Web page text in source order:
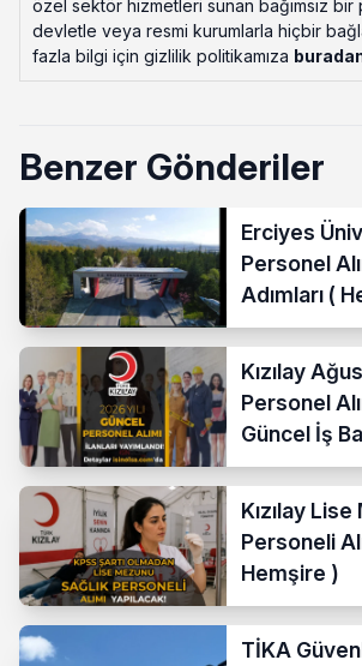
özel sektör hizmetleri sunan bağımsız
devletle veya resmi kurumlarla hiçbir
fazla bilgi için gizlilik politikamıza
Benzer Gönderiler
Erciyes
Personel
Adımları (
Temizlik
Kızılay
Personel
Güncel İş
Yayımladı!
Kızılay
Personeli
Hemşire )
TİKA